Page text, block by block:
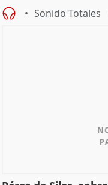
Sonido Totales